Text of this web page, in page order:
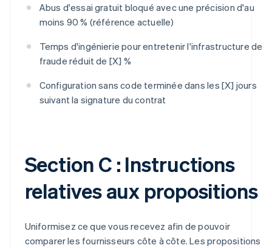
Abus d'essai gratuit bloqué avec une précision d'au
moins 90 % (référence actuelle)
Temps d'ingénierie pour entretenir l'infrastructure de
fraude réduit de [X] %
Configuration sans code terminée dans les [X] jours
suivant la signature du contrat
Section C : Instructions
relatives aux propositions
Uniformisez ce que vous recevez afin de pouvoir
comparer les fournisseurs côte à côte. Les propositions